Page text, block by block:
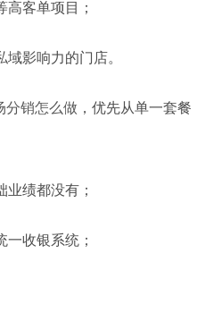
客单项目；
影响力的门店。
分销怎么做 ，优先从单一套餐
绩都没有；
收银系统；